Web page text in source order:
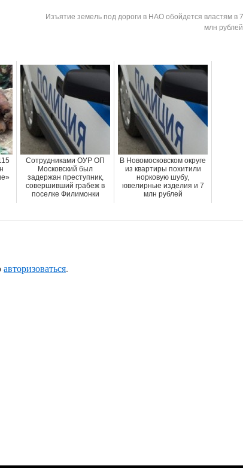
Изъятие земель под дороги в НАО обойдется властям в
млн рублей
Сотрудниками ОУР ОП
Московский был
задержан преступник,
совершивший грабеж в
поселке Филимонки
В Новомосковском округе
из квартиры похитили
норковую шубу,
ювелирные изделия и 7
млн рублей
авторизоваться.